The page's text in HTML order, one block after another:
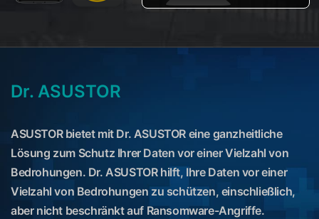
Dr. ASUSTOR
ASUSTOR bietet mit Dr. ASUSTOR eine ganzheitliche
Lösung zum Schutz Ihrer Daten vor einer Vielzahl von
Bedrohungen. Dr. ASUSTOR hilft, Ihre Daten vor einer
Vielzahl von Bedrohungen zu schützen, einschließlich,
aber nicht beschränkt auf Ransomware-Angriffe.